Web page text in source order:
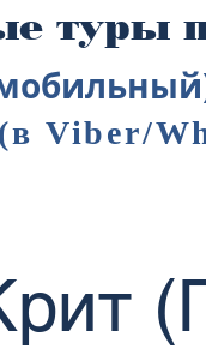
(в Viber/
туры